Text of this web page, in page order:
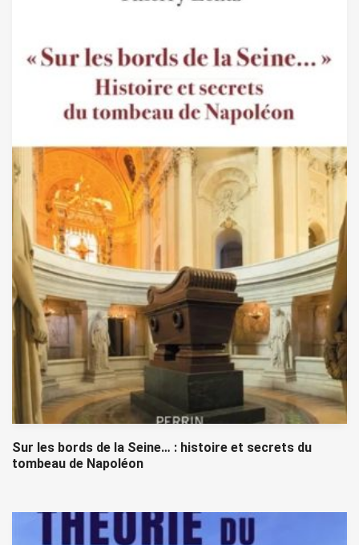
Sur les bords de la Seine… : histoire et secrets du
tombeau de Napoléon